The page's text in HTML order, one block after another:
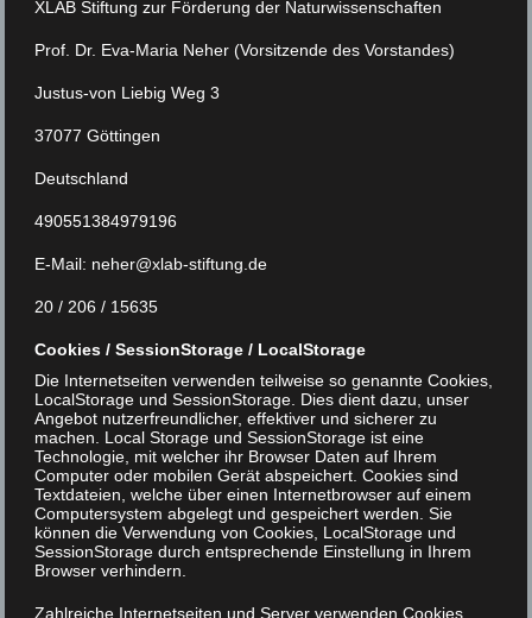
werden diese Möglichkeiten nun wesentlich
erweitert.
Das neue Gebäude richtet sich in erster Linie
an Schülerinnen und Schüler des XLAB,
steht darüber hinaus aber auch für
Wissenschaftlern der Forschungsinstitute
auf dem naturwissenschaftlichen Campus
räumlichen Voraussetzungen, Lernen,
Aufenthalt und Austausch noch enger
miteinander zu verbinden.
Für den Bildungs- und
Wissenschaftsstandort Göttingen ist das
Begegnungszentrum ein wichtiges Signal.
Die Verbindung von Experimentallabor,
XLAB Stiftung zur Förderung der Naturwissenschaften
Prof. Dr. Eva-Maria Neher (Vorsitzende des Vorstandes)
Justus-von Liebig Weg 3
37077 Göttingen
Deutschland
490551384979196
E-Mail: neher@xlab-stiftung.de
20 / 206 / 15635
Cookies / SessionStorage / LocalStorage
Die Internetseiten verwenden teilweise so genannte Cookies,
LocalStorage und SessionStorage. Dies dient dazu, unser
Angebot nutzerfreundlicher, effektiver und sicherer zu
machen. Local Storage und SessionStorage ist eine
Technologie, mit welcher ihr Browser Daten auf Ihrem
Computer oder mobilen Gerät abspeichert. Cookies sind
Textdateien, welche über einen Internetbrowser auf einem
Computersystem abgelegt und gespeichert werden. Sie
können die Verwendung von Cookies, LocalStorage und
SessionStorage durch entsprechende Einstellung in Ihrem
Browser verhindern.
Zahlreiche Internetseiten und Server verwenden Cookies.